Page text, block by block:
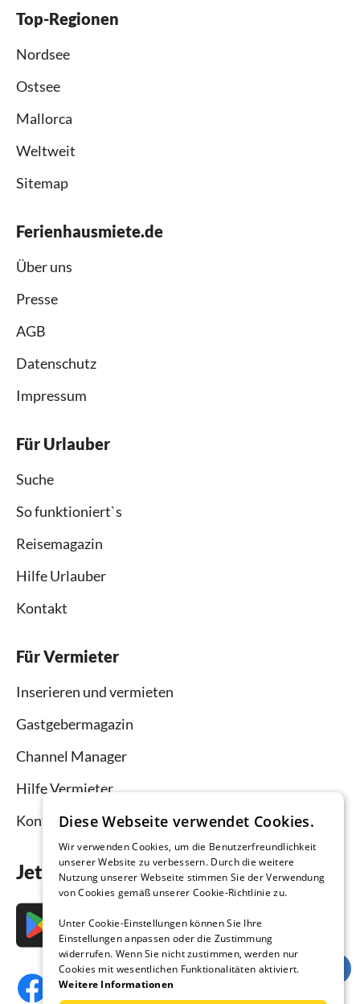
Top-Regionen
Nordsee
Ostsee
Mallorca
Weltweit
Sitemap
Ferienhausmiete.de
Über uns
Presse
AGB
Datenschutz
Impressum
Für Urlauber
Suche
So funktioniert`s
Reisemagazin
Hilfe Urlauber
Kontakt
Für Vermieter
Inserieren und vermieten
Gastgebermagazin
Channel Manager
Hilfe Vermieter
Kontakt
Jetzt die App downloaden
Diese Webseite verwendet Cookies.
Wir verwenden Cookies, um die Benutzerfreundlichkeit
unserer Website zu verbessern. Durch die weitere
Nutzung unserer Webseite stimmen Sie der Verwendung
von Cookies gemäß unserer Cookie-Richtlinie zu.
Unter Cookie-Einstellungen können Sie Ihre
Einstellungen anpassen oder die Zustimmung
widerrufen. Wenn Sie nicht zustimmen, werden nur
Cookies mit wesentlichen Funktionalitäten aktiviert.
Weitere Informationen